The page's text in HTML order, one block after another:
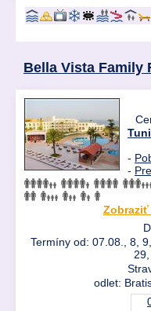
Bella Vista Family
-
-
Zobraziť
Termíny od: 07.08., 8,
odlet: